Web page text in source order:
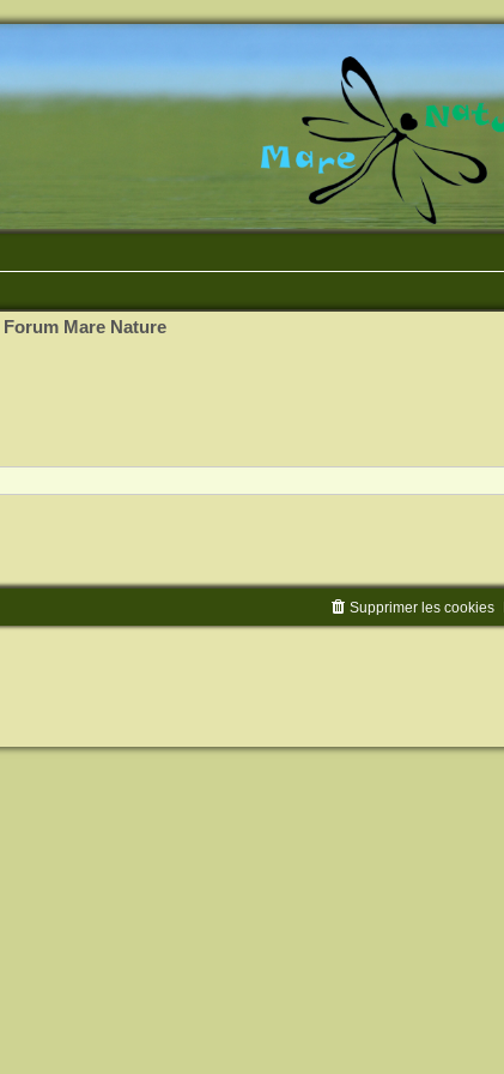
Forum Mare Nature
Supprimer les cookies